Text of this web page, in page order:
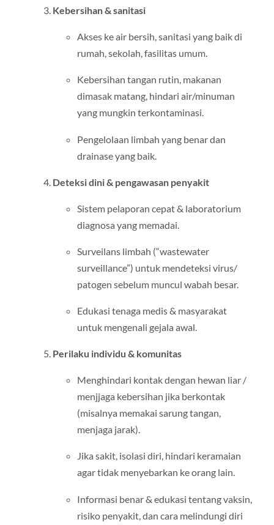
Kebersihan & sanitasi
Akses ke air bersih, sanitasi yang baik di
rumah, sekolah, fasilitas umum.
Kebersihan tangan rutin, makanan
dimasak matang, hindari air/minuman
yang mungkin terkontaminasi.
Pengelolaan limbah yang benar dan
drainase yang baik.
Deteksi dini & pengawasan penyakit
Sistem pelaporan cepat & laboratorium
diagnosa yang memadai.
Surveilans limbah (“wastewater
surveillance”) untuk mendeteksi virus/
patogen sebelum muncul wabah besar.
Edukasi tenaga medis & masyarakat
untuk mengenali gejala awal.
Perilaku individu & komunitas
Menghindari kontak dengan hewan liar /
menjjaga kebersihan jika berkontak
(misalnya memakai sarung tangan,
menjaga jarak).
Jika sakit, isolasi diri, hindari keramaian
agar tidak menyebarkan ke orang lain.
Informasi benar & edukasi tentang vaksin,
risiko penyakit, dan cara melindungi diri